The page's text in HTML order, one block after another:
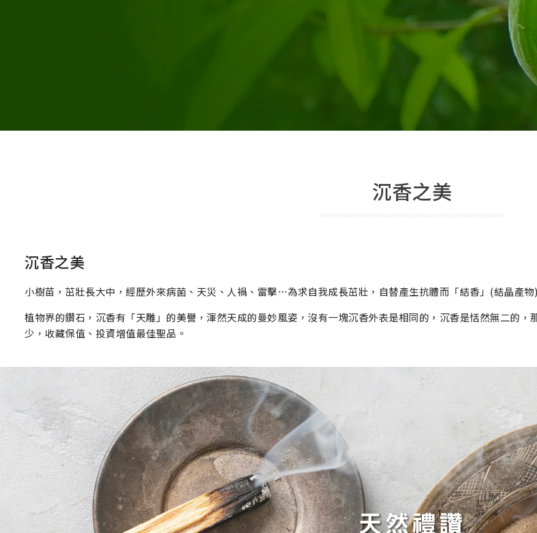
沉香之美
沉香之美
小樹苗，茁壯長大中，經歷外來病菌、天災、人禍、雷擊…為求自我成長茁壯，自替產生抗體而「結香」(結晶產
植物界的鑽石，沉香有「天雕」的美譽，渾然天成的曼妙風姿，沒有一塊沉香外表是相同的，沉香是恬然無二的
少，收藏保值、投資增值最佳聖品。